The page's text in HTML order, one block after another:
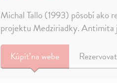
Michal Tallo (1993) pôsobí ako
projektu Medziriadky. Antimita
Kúpiťna webe